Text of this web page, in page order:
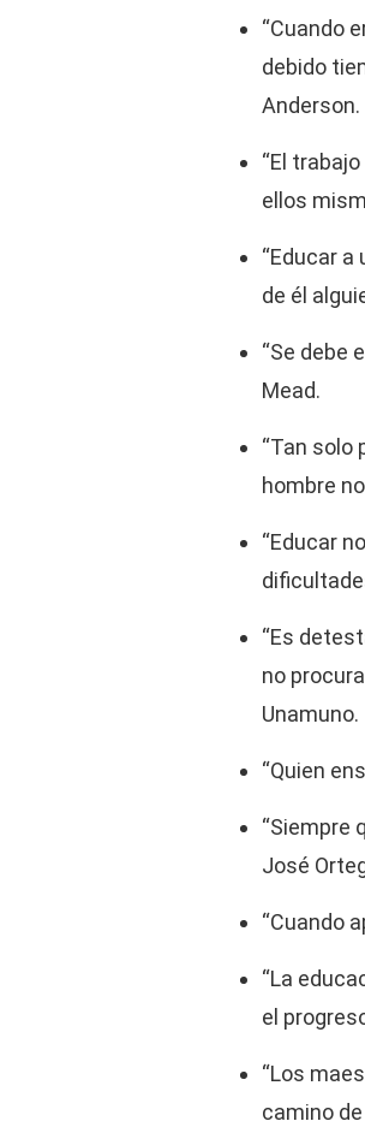
“Cuando
debido
Anderson.
“El
ellos
“Educar
de él
“Se debe
Mead.
“Tan solo
hombre
“Educar
“Es
no
Unamuno.
“Quien
“Siempre
José
“Cuando
“La
el
“Los
camino